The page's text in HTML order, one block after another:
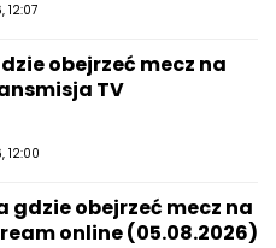
12:07
obejrzeć mecz na
TV
12:00
gdzie obejrzeć mecz na
online (05.08.2026)